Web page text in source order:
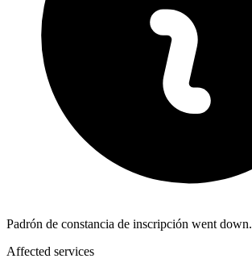
Padrón de constancia de inscripción went down.
Affected services